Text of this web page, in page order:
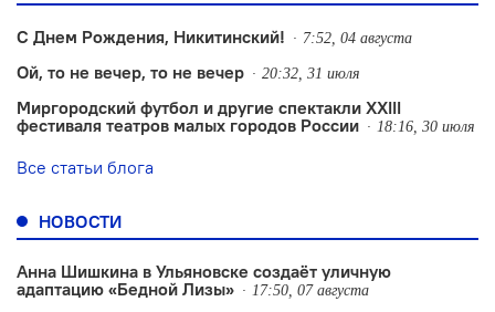
С Днем Рождения, Никитинский! 7:52, 04 августа
Ой, то не вечер, то не вечер 20:32, 31 июля
Миргородский футбол и другие спектакли XXIII
фестиваля театров малых городов России
18:16, 30 июля
Все статьи блога
НОВОСТИ
Анна Шишкина в Ульяновске создаëт уличную
адаптацию «Бедной Лизы»
17:50, 07 августа